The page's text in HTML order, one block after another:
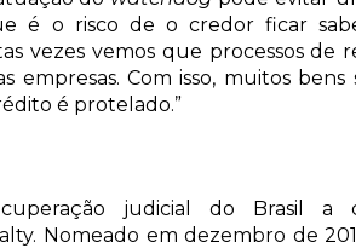
é o risco de o credor ficar
vezes vemos que processos de
empresas. Com isso, muitos
é protelado.”
judicial do Brasil
Nomeado em dezembro de